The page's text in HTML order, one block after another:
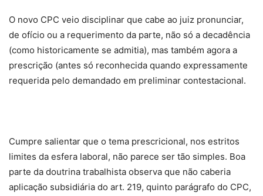
O novo CPC veio disciplinar que cabe ao juiz pronunciar,
de ofício ou a requerimento da parte, não só a decadência
(como historicamente se admitia), mas também agora a
prescrição (antes só reconhecida quando expressamente
requerida pelo demandado em preliminar contestacional.
Cumpre salientar que o tema prescricional, nos estritos
limites da esfera laboral, não parece ser tão simples. Boa
parte da doutrina trabalhista observa que não caberia
aplicação subsidiária do art. 219, quinto parágrafo do CPC,